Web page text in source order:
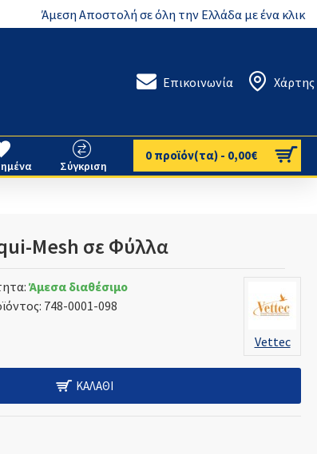
Άμεση Αποστολή σε όλη την Ελλάδα με ένα κλικ
Επικοινωνία Χάρτης
Σύγκριση
0 προϊόν(τα) - 0,00€
Mesh σε Φύλλα
Άμεσα διαθέσιμο
748-0001-098
Vettec
ΚΑΛΆΘΙ